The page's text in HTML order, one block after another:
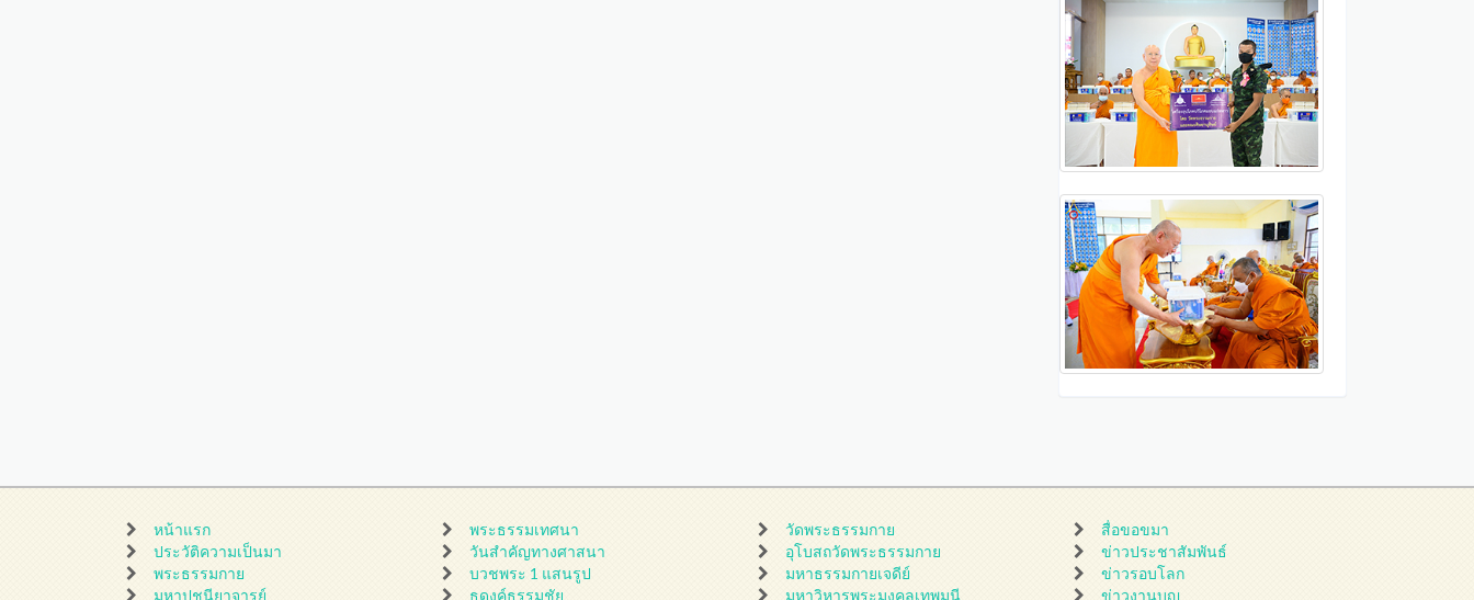
หน้าแรก
ประวัติความเป็นมา
พระธรรมกาย
มหาปูชนียาจารย์
พระธรรมเทศนา
วันสำคัญทางศาสนา
บวชพระ 1 แสนรูป
ธุดงค์ธรรมชัย
วัดพระธรรมกาย
อุโบสถวัดพระธรรมกาย
มหาธรรมกายเจดีย์
มหาวิหารพระมงคลเทพมุนี
สื่อขอขมา
ข่าวประชาสัมพันธ์
ข่าวรอบโลก
ข่าวงานบุญ